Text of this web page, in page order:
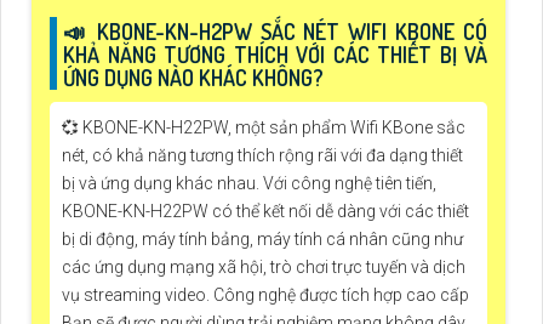
📣 KBONE-KN-H2PW SẮC NÉT WIFI KBONE CÓ
KHẢ NĂNG TƯƠNG THÍCH VỚI CÁC THIẾT BỊ VÀ
ỨNG DỤNG NÀO KHÁC KHÔNG?
💞 KBONE-KN-H22PW, một sản phẩm Wifi KBone sắc
nét, có khả năng tương thích rộng rãi với đa dạng thiết
bị và ứng dụng khác nhau. Với công nghệ tiên tiến,
KBONE-KN-H22PW có thể kết nối dễ dàng với các thiết
bị di động, máy tính bảng, máy tính cá nhân cũng như
các ứng dụng mạng xã hội, trò chơi trực tuyến và dịch
vụ streaming video. Công nghệ được tích hợp cao cấp